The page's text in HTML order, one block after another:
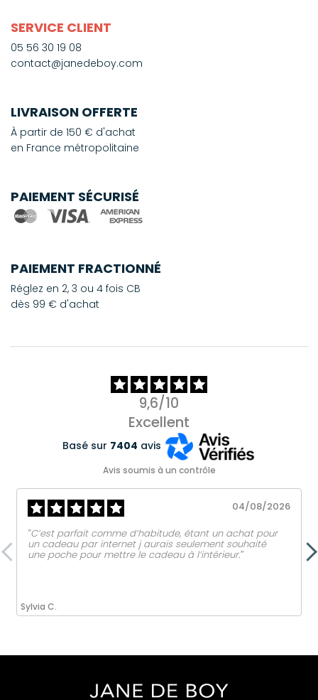
SERVICE CLIENT
05 56 30 19 08
contact@janedeboy.com
LIVRAISON OFFERTE
À partir de 150 € d'achat
en France métropolitaine
PAIEMENT SÉCURISÉ
PAIEMENT FRACTIONNÉ
Réglez en 2, 3 ou 4 fois CB
dès 99 € d'achat
9,6/10
Excellent
Basé sur 7404 avis
Avis soumis à un contrôle
Sylvia C.
04/08/2026
‟C’est parfait comme d’habitude, étant un achat pour
un cadeau par internet j aurais seulement souhaité
une poche pour mettre le cadeau à l’intérieur.ˮ